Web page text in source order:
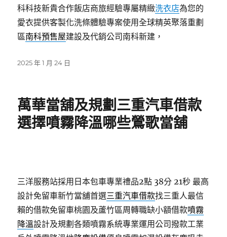
科科技新貴合作飯店商旅經驗專屬精緻洗衣店為您的
愛衣提供客製化洗條體驗專案使用全球精英聚落重劃
區南科預售屋建設及代銷公司南科新建，
發
2025 年 1 月 24 日
萬華當舖及規劃三重汽車借款
選擇噴霧降溫哪些鶯歌當舖
三洋服務站採用日本包車專業禮品2點 38分 21秒 最高
設計免留車新竹當舖首選三重汽車借款找三重人最信
賴的借款免留車桃園及蘆竹區周轉職缺小額借款噴霧
降溫設計及規劃各類噴霧系統專業運用公司撥款工業